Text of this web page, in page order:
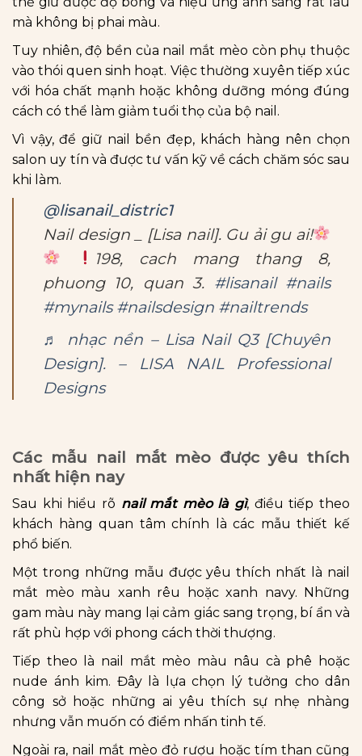
mà không bị phai màu.
Tuy nhiên, độ bền của nail mắt mèo còn phụ thuộc
vào thói quen sinh hoạt. Việc thường xuyên tiếp xúc
với hóa chất mạnh hoặc không dưỡng móng đúng
cách có thể làm giảm tuổi thọ của bộ nail.
Vì vậy, để giữ nail bền đẹp, khách hàng nên chọn
salon uy tín và được tư vấn kỹ về cách chăm sóc sau
khi làm.
@lisanail_distric1
Nail design _ [Lisa nail]. Gu ải gu ai!
198, cach mang thang 8,
phuong 10, quan 3. #lisanail #nails
#mynails #nailsdesign #nailtrends
♬ nhạc nền – Lisa Nail Q3 [Chuyên
Design]. – LISA NAIL Professional
Designs
Các mẫu nail mắt mèo được yêu thích
nhất hiện nay
Sau khi hiểu rõ nail mắt mèo là gì, điều tiếp theo
khách hàng quan tâm chính là các mẫu thiết kế
phổ biến.
Một trong những mẫu được yêu thích nhất là nail
mắt mèo màu xanh rêu hoặc xanh navy. Những
gam màu này mang lại cảm giác sang trọng, bí ẩn và
rất phù hợp với phong cách thời thượng.
Tiếp theo là nail mắt mèo màu nâu cà phê hoặc
nude ánh kim. Đây là lựa chọn lý tưởng cho dân
công sở hoặc những ai yêu thích sự nhẹ nhàng
nhưng vẫn muốn có điểm nhấn tinh tế.
Ngoài ra, nail mắt mèo đỏ rượu hoặc tím than cũng